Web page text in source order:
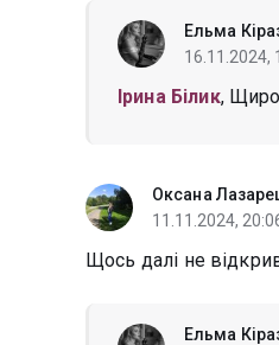
Ельма
16.11.2024,
Ірина Білик,
Оксана
11.11.2024,
Щось далі не
Ельма